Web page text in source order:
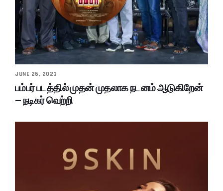
JUNE 26, 2023
பம்பர் படத்தில் முதன் முதலாக நடனம் ஆடுகிறேன்
– நடிகர் வெற்றி